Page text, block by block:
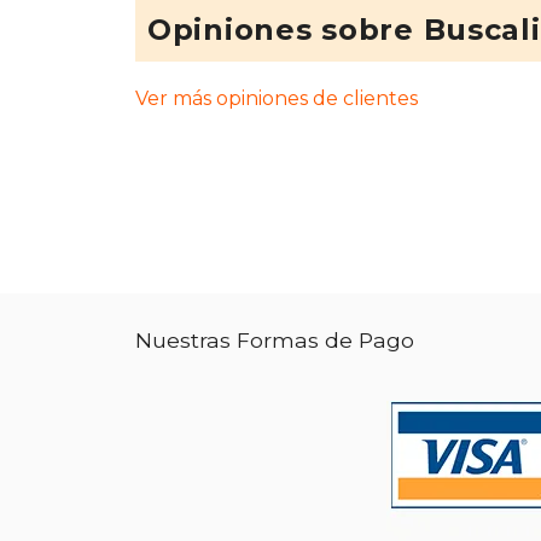
Opiniones sobre
Ver más opiniones de clientes
Nuestras Formas de Pago